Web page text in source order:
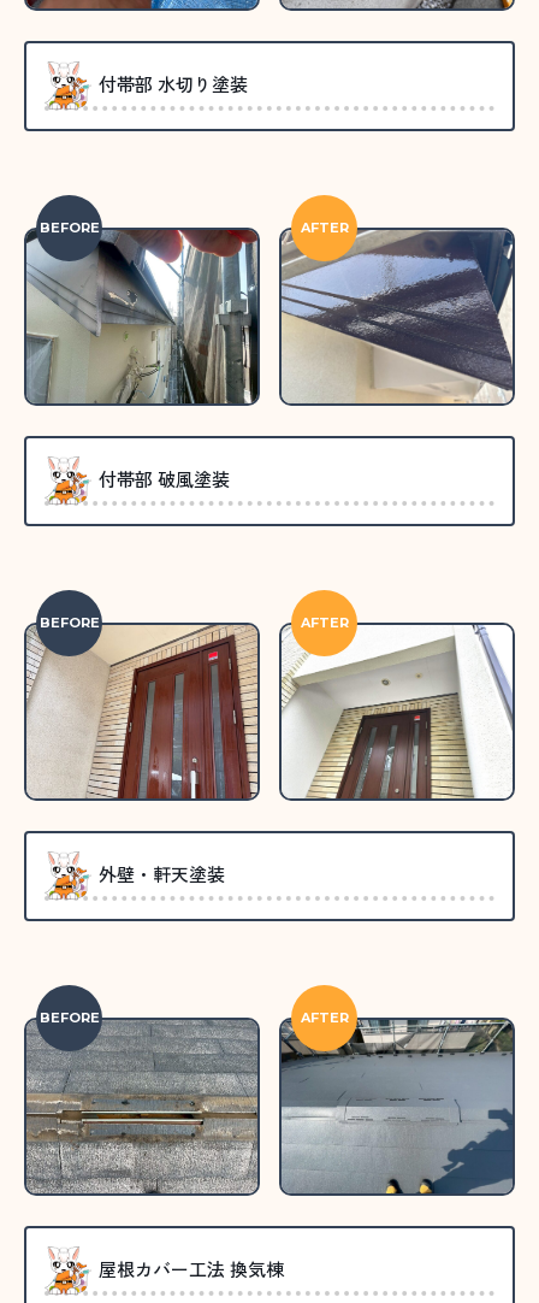
付帯部 水切り塗装
BEFORE AFTER
付帯部 破風塗装
BEFORE AFTER
外壁・軒天塗装
BEFORE AFTER
屋根カバー工法 換気棟